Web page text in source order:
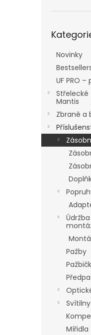
kategorie
Novinky
UF PRO
Mantis
Zbraně a
Pažby
Mířidla